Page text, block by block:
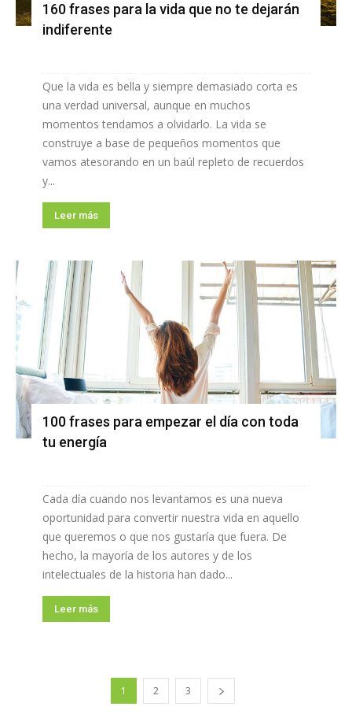
160 frases para la vida que no te dejarán
indiferente
Que la vida es bella y siempre demasiado corta es
una verdad universal, aunque en muchos
momentos tendamos a olvidarlo. La vida se
construye a base de pequeños momentos que
vamos atesorando en un baúl repleto de recuerdos
y...
Leer más
100 frases para empezar el día con toda
tu energía
Cada día cuando nos levantamos es una nueva
oportunidad para convertir nuestra vida en aquello
que queremos o que nos gustaría que fuera. De
hecho, la mayoría de los autores y de los
intelectuales de la historia han dado...
Leer más
1 2 3